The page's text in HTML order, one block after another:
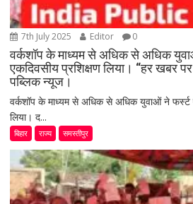
7th July 2025 Editor 0
वर्कशॉप के माध्यम से अधिक से अधिक
एकदिवसीय प्रशिक्षण लिया। “हर खबर
पब्लिक न्यूज।
वर्कशॉप के माध्यम से अधिक से अधिक युवाओं ने फर्स्ट
लिया। द...
बिहार राज्य समस्तीपुर